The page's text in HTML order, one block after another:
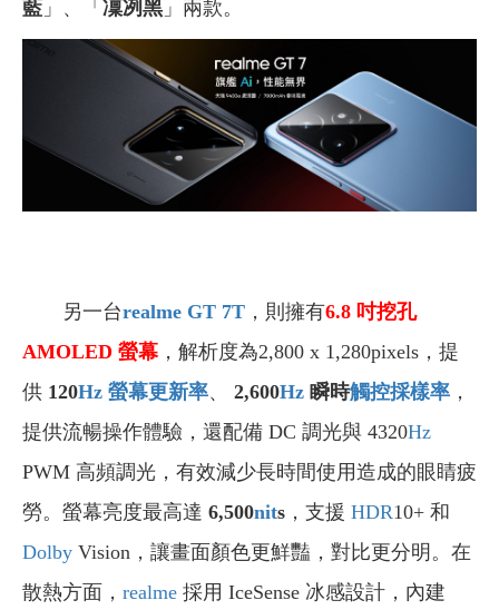
藍 」、「 凜冽黑 」兩款。
另一台realme GT 7T ，則擁有6.8 吋挖孔
AMOLED 螢幕， 解析度為2,800 x 1,280pixels， 提
供 120Hz 螢幕更新率、 2,600Hz 瞬時觸控採樣率 ，
提供流暢操作體驗，還配備 DC 調光與 4320Hz
PWM 高頻調光，有效減少長時間使用造成的眼睛疲
勞。螢幕亮度最高達 6,500nits ，支援 HDR10+ 和
Dolby Vision，讓畫面顏色更鮮豔，對比更分明。在
散熱方面， realme 採用 IceSense 冰感設計，內建